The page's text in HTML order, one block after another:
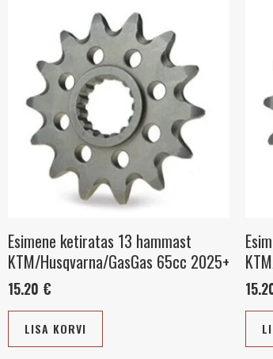
Esimene ketiratas 13 hammast
KTM/Husqvarna/GasGas 65cc 2025+
15.20 €
LISA KORVI